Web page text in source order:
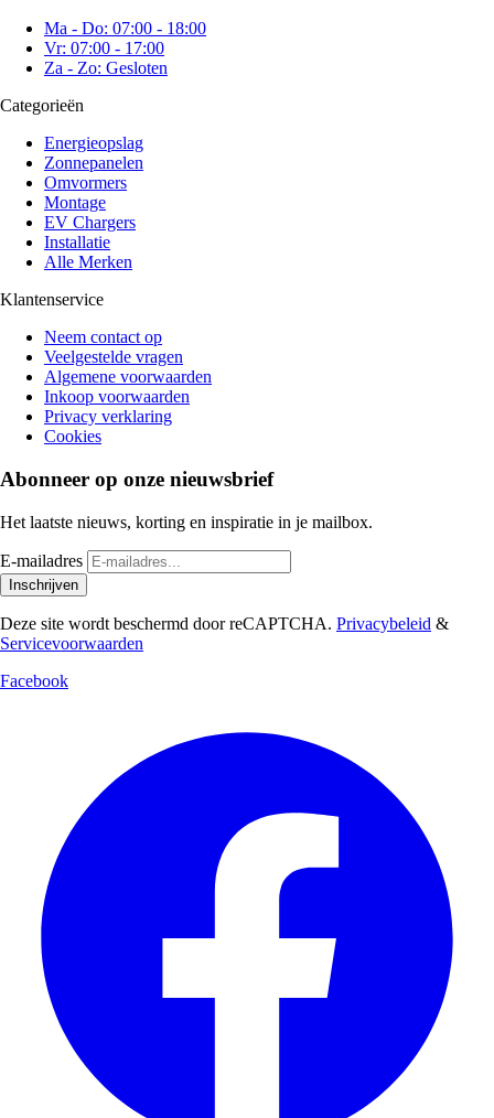
Ma - Do: 07:00 - 18:00
Vr: 07:00 - 17:00
Za - Zo: Gesloten
Categorieën
Energieopslag
Zonnepanelen
Omvormers
Montage
EV Chargers
Installatie
Alle Merken
Klantenservice
Neem contact op
Veelgestelde vragen
Algemene voorwaarden
Inkoop voorwaarden
Privacy verklaring
Cookies
Abonneer op onze nieuwsbrief
Het laatste nieuws, korting en inspiratie in je mailbox.
E-mailadres
Inschrijven
Deze site wordt beschermd door reCAPTCHA. Privacybeleid &
Servicevoorwaarden
Facebook